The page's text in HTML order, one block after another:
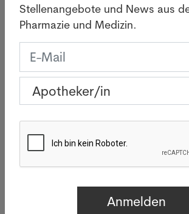
Letzte News
sind die
05.08.2026
BASEL - Infolge
Stellenangebote und News aus
Pharmazie und Medizin.